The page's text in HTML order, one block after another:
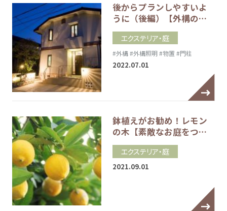
後からプランしやすいよ
うに（後編）【外構の…
エクステリア・庭
#外構#外構照明 #物置 #門柱
2022.07.01
鉢植えがお勧め！レモン
の木【素敵なお庭をつ…
エクステリア・庭
2021.09.01